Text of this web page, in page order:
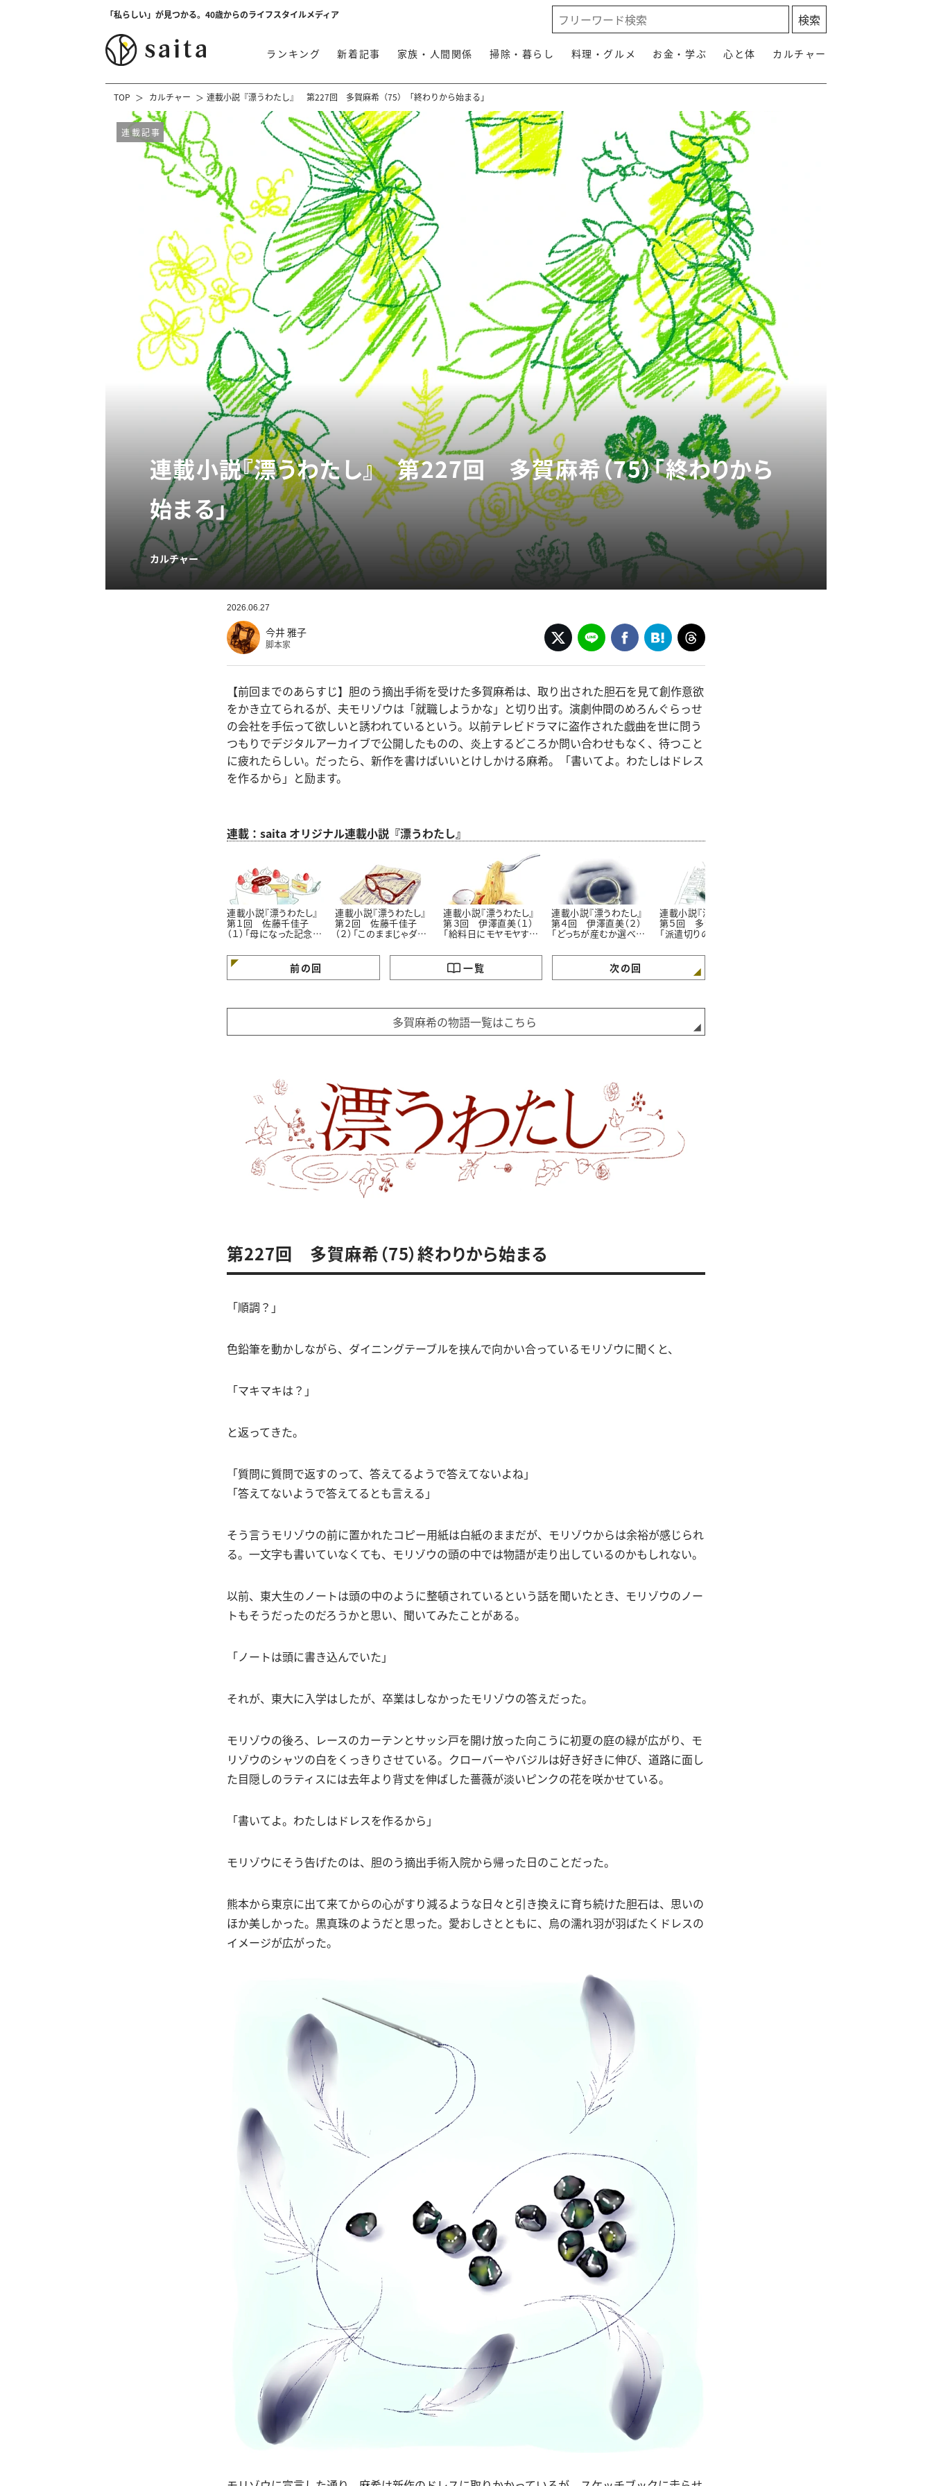
「私らしい」が見つかる。40歳からのライフスタイルメディア
ランキング 新着記事 家族・人間関係 掃除・暮らし 料理・グルメ お金・学ぶ 心と体 カルチャー
TOP カルチャー 連載小説『漂うわたし』 第227回 多賀麻希（75）「終わりから始まる」
連載記事
連載小説『漂うわたし』 第227回 多賀麻希（75）「終わりから
始まる」
カルチャー
2026.06.27
今井 雅子
脚本家
【前回までのあらすじ】胆のう摘出手術を受けた多賀麻希は、取り出された胆石を見て創作意欲
をかき立てられるが、夫モリゾウは「就職しようかな」と切り出す。演劇仲間のめろんぐらっせ
の会社を手伝って欲しいと誘われているという。以前テレビドラマに盗作された戯曲を世に問う
つもりでデジタルアーカイブで公開したものの、炎上するどころか問い合わせもなく、待つこと
に疲れたらしい。だったら、新作を書けばいいとけしかける麻希。「書いてよ。わたしはドレス
を作るから」と励ます。
連載：saita オリジナル連載小説『漂うわたし』
連載小説『漂うわたし』
第１回 佐藤千佳子
（１）「母になった記念
連載小説『漂うわたし』
第２回 佐藤千佳子
（２）「このままじゃダ
連載小説『漂うわたし』
第３回 伊澤直美（１）
「給料日にモヤモヤする
連載小説『漂うわたし』
第４回 伊澤直美（２）
「どっちが産むか選べた
連載小説『漂うわたし』
第５回 多賀麻希（１）
「派遣切りのたびに削ら
前の回 一覧 次の回
多賀麻希の物語一覧はこちら
第227回 多賀麻希（75）終わりから始まる
「順調？」
色鉛筆を動かしながら、ダイニングテーブルを挟んで向かい合っているモリゾウに聞くと、
「マキマキは？」
と返ってきた。
「質問に質問で返すのって、答えてるようで答えてないよね」
「答えてないようで答えてるとも言える」
そう言うモリゾウの前に置かれたコピー用紙は白紙のままだが、モリゾウからは余裕が感じられ
る。一文字も書いていなくても、モリゾウの頭の中では物語が走り出しているのかもしれない。
以前、東大生のノートは頭の中のように整頓されているという話を聞いたとき、モリゾウのノー
トもそうだったのだろうかと思い、聞いてみたことがある。
「ノートは頭に書き込んでいた」
それが、東大に入学はしたが、卒業はしなかったモリゾウの答えだった。
モリゾウの後ろ、レースのカーテンとサッシ戸を開け放った向こうに初夏の庭の緑が広がり、モ
リゾウのシャツの白をくっきりさせている。クローバーやバジルは好き好きに伸び、道路に面し
た目隠しのラティスには去年より背丈を伸ばした薔薇が淡いピンクの花を咲かせている。
「書いてよ。わたしはドレスを作るから」
モリゾウにそう告げたのは、胆のう摘出手術入院から帰った日のことだった。
熊本から東京に出て来てからの心がすり減るような日々と引き換えに育ち続けた胆石は、思いの
ほか美しかった。黒真珠のようだと思った。愛おしさとともに、烏の濡れ羽が羽ばたくドレスの
イメージが広がった。